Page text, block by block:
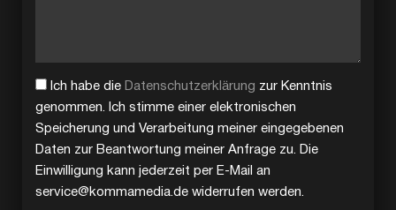
Ich habe die Datenschutzerklärung zur Kenntnis
genommen. Ich stimme einer elektronischen
Speicherung und Verarbeitung meiner eingegebenen
Daten zur Beantwortung meiner Anfrage zu. Die
Einwilligung kann jederzeit per E-Mail an
service@kommamedia.de widerrufen werden.